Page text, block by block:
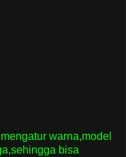
warna,model
bisa